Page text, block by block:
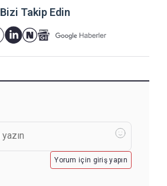
Bizi Takip Edin
Yorum için giriş yapın